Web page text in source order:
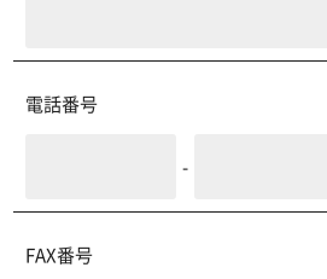
電話番号
-
FAX番号